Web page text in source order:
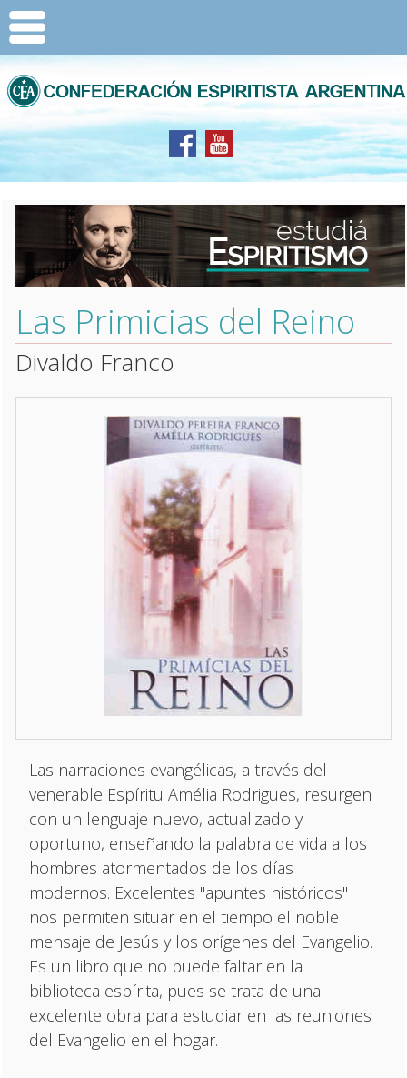
Las Primicias del Reino
Divaldo Franco
Las narraciones evangélicas, a través del
venerable Espíritu Amélia Rodrigues, resurgen
con un lenguaje nuevo, actualizado y
oportuno, enseñando la palabra de vida a los
hombres atormentados de los días
modernos. Excelentes "apuntes históricos"
nos permiten situar en el tiempo el noble
mensaje de Jesús y los orígenes del Evangelio.
Es un libro que no puede faltar en la
biblioteca espírita, pues se trata de una
excelente obra para estudiar en las reuniones
del Evangelio en el hogar.